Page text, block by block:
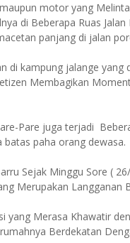
motor yang
di Beberapa Ruas
panjang di jalan
di kampung jalange yang
Membagikan
Pare juga terjadi
batas paha orang dewasa.
Sejak Minggu Sore (
Merupakan Langganan
yang Merasa Khawatir
Berdekatan